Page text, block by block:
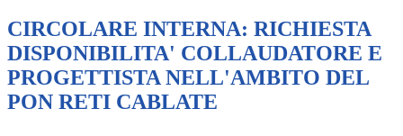
CIRCOLARE INTERNA: RICHIESTA
DISPONIBILITA' COLLAUDATORE E
PROGETTISTA NELL'AMBITO DEL
PON RETI CABLATE